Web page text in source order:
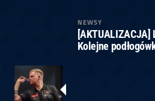
NEWSY
Kolejne